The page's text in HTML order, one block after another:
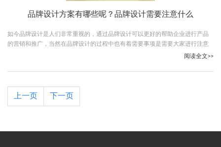
品牌设计方案有哪些呢？品牌设计需要注意什么
如今品牌设计是人们非常重视的，通过品牌设计可以更好的帮助企业进行产品
的营销和推广，当然在品牌设计的过程中也有着需要事项是需要大家进行注意
的，那么品牌设计方案有哪些呢？下面让我们跟随古柏广告设计一起详细了解
阅读全文>>
上一页 下一页